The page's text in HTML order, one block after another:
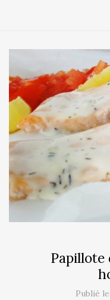
Papillote
Publié